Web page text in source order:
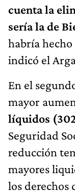
cuenta la
sería la de
habría
indicó el
En el
mayor
líquidos
Seguridad
reducción
mayores
los derechos